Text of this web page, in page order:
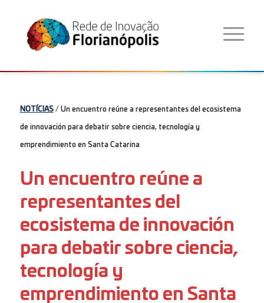
NOTÍCIAS/ Un encuentro reúne a representantes del ecosistema
de innovación para debatir sobre ciencia, tecnología y
emprendimiento en Santa Catarina
Un encuentro reúne a
representantes del
ecosistema de innovación
para debatir sobre ciencia,
tecnología y
emprendimiento en Santa